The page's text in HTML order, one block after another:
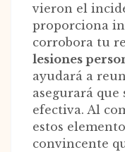
vieron el
proporciona
corrobora tu
lesiones
ayudará a
asegurará que
efectiva. Al
estos
convincente